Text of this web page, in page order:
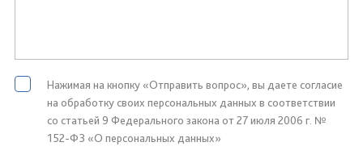
Нажимая на кнопку «Отправить вопрос», вы даете согласие
на обработку своих персональных данных в соответствии
со статьей 9 Федерального закона от 27 июля 2006 г. №
152-ФЗ «О персональных данных»